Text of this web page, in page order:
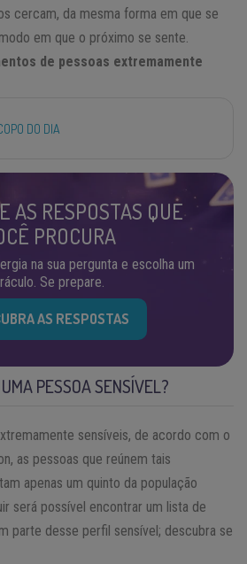
cercam, da mesma forma em que se
em que o próximo se sente.
de pessoas extremamente
DO DIA
AS RESPOSTAS QUE
PROCURA
na sua pergunta e escolha um
Se prepare.
AS RESPOSTAS
PESSOA SENSÍVEL?
sensíveis, de acordo com o
as pessoas que reúnem tais
apenas um quinto da população
será possível encontrar um lista de
parte desse perfil sensível; descubra se